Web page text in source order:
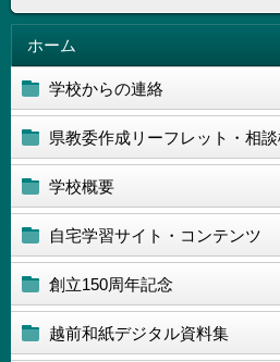
ホーム
学校からの連絡
県教委作成リーフレット・相
学校概要
自宅学習サイト・コンテンツ
創立150周年記念
越前和紙デジタル資料集